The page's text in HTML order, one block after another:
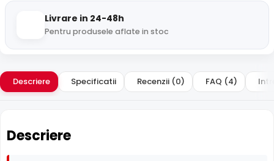
Livrare in 24-48h
Pentru produsele aflate in stoc
Descriere Specificatii Recenzii (0) FAQ (4)
Descriere